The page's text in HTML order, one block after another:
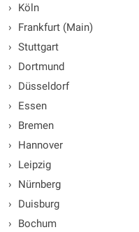
›
Köln
›
Frankfurt (Main)
› Stuttgart
›
Dortmund
›
Düsseldorf
›
Essen
›
Bremen
›
Hannover
›
Leipzig
›
Nürnberg
›
Duisburg
›
Bochum